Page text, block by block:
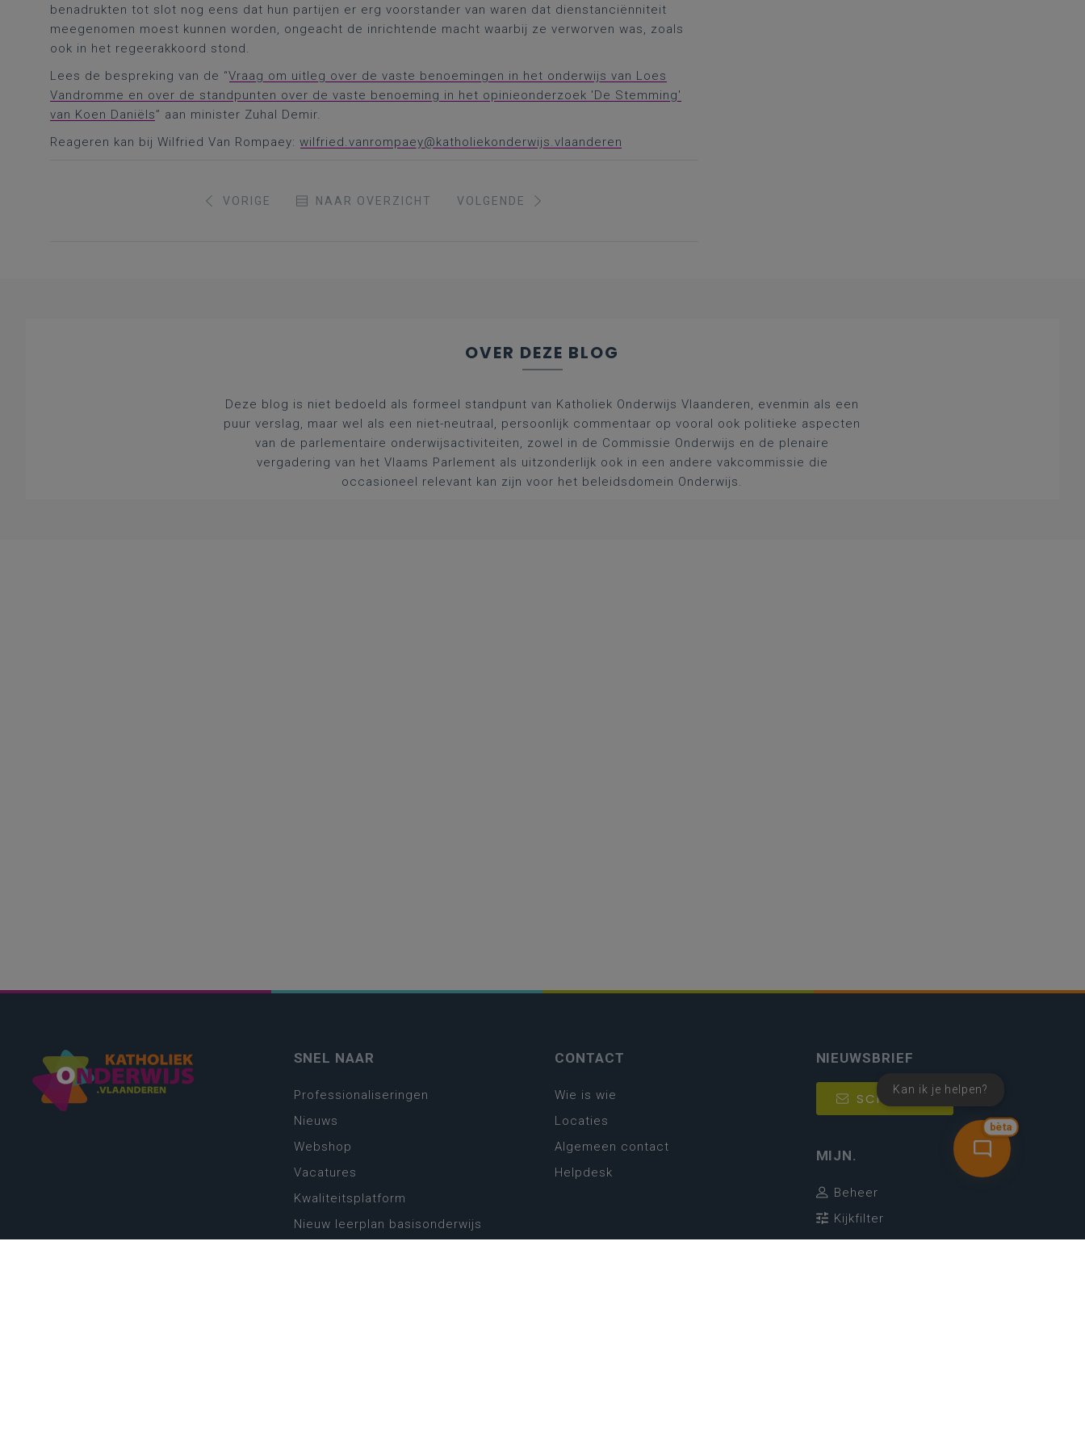
benadrukten tot slot nog eens dat hun partijen er erg voorstander van waren dat dienstanciënniteit
meegenomen moest kunnen worden, ongeacht de inrichtende macht waarbij ze verworven was, zoals
ook in het regeerakkoord stond.
Lees de bespreking van de “Vraag om uitleg over de vaste benoemingen in het onderwijs van Loes
Vandromme en over de standpunten over de vaste benoeming in het opinieonderzoek 'De Stemming'
van Koen Daniëls” aan minister Zuhal Demir.
Reageren kan bij Wilfried Van Rompaey: wilfried.vanrompaey@katholiekonderwijs.vlaanderen
VORIGE NAAR OVERZICHT VOLGENDE
OVER DEZE BLOG
Deze blog is niet bedoeld als formeel standpunt van Katholiek Onderwijs Vlaanderen, evenmin als een
puur verslag, maar wel als een niet-neutraal, persoonlijk commentaar op vooral ook politieke aspecten
van de parlementaire onderwijsactiviteiten, zowel in de Commissie Onderwijs en de plenaire
vergadering van het Vlaams Parlement als uitzonderlijk ook in een andere vakcommissie die
occasioneel relevant kan zijn voor het beleidsdomein Onderwijs.
bèta
Kan ik je helpen?
SNEL NAAR
Professionaliseringen
Nieuws
Webshop
Vacatures
Kwaliteitsplatform
Nieuw leerplan basisonderwijs
CONTACT
Wie is wie
Locaties
Algemeen contact
Helpdesk
NIEUWSBRIEF
SCHRIJF IN
MIJN.
Beheer
Kijkfilter